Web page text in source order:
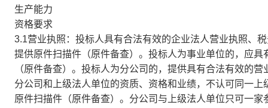
生产能力
资格要求
3.1营业执照：投标人具有合法有效的企业法人营业执照、
提供原件扫描件（原件备查）。投标人为事业单位的，应
（原件备查）。投标人为分公司的，提供具有合法有效的
分公司和上级法人单位的资质、资格和业绩，不认可同一
原件扫描件（原件备查）。分公司与上级法人单位只可一